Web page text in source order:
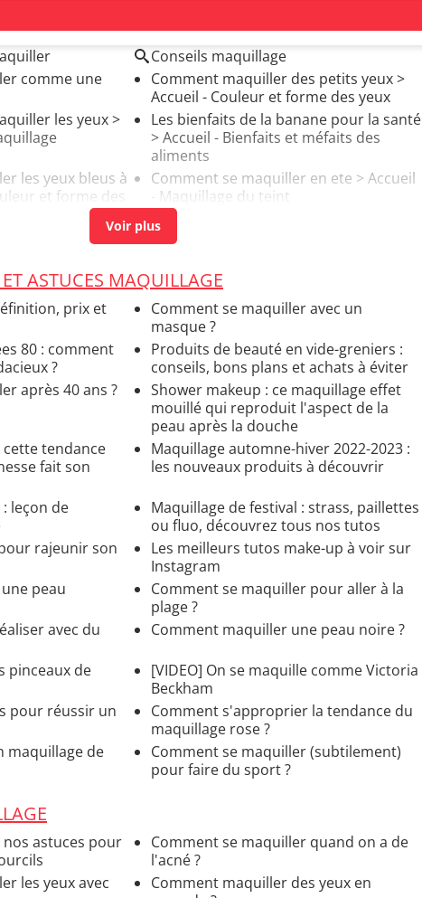
Conseils maquillage
comme une
Comment maquiller des petits yeux>
Accueil - Couleur et forme des yeux
les yeux>
Les bienfaits de la banane pour la santé
> Accueil - Bienfaits et méfaits des
aliments
les yeux bleus à
et forme des
Comment se maquiller en ete > Accueil
- Maquillage du teint
ASTUCES MAQUILLAGE
prix et
Comment se maquiller avec un
masque ?
80 : comment
?
Produits de beauté en vide-greniers :
conseils, bons plans et achats à éviter
après 40 ans ?
Shower makeup : ce maquillage effet
mouillé qui reproduit l'aspect de la
peau après la douche
cette tendance
fait son
Maquillage automne-hiver 2022-2023 :
les nouveaux produits à découvrir
: leçon de
Maquillage de festival : strass, paillettes
ou fluo, découvrez tous nos tutos
rajeunir son
Les meilleurs tutos make-up à voir sur
Instagram
peau
Comment se maquiller pour aller à la
plage ?
avec du
Comment maquiller une peau noire ?
pinceaux de
[VIDEO] On se maquille comme Victoria
Beckham
pour réussir un
Comment s'approprier la tendance du
maquillage rose ?
maquillage de
Comment se maquiller (subtilement)
pour faire du sport ?
astuces pour
Comment se maquiller quand on a de
l'acné ?
les yeux avec
Comment maquiller des yeux en